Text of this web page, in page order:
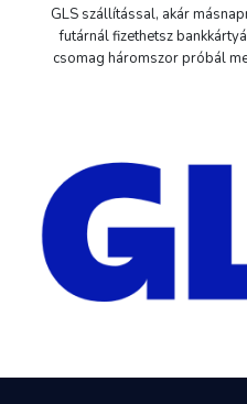
GLS szállítással, akár
futárnál fizethetsz
csomag háromszor próbál